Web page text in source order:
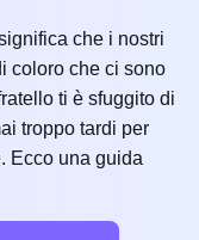
che i nostri
coloro che ci sono
ti è sfuggito di
troppo tardi per
Ecco una guida